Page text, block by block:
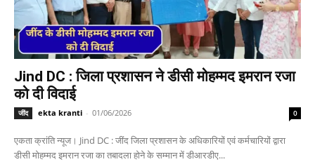
Jind DC : जिला प्रशासन ने डीसी मोहम्मद इमरान रजा
को दी विदाई
जींद ekta kranti - 01/06/2026 0
एकता क्रांति न्यूज। Jind DC : जींद जिला प्रशासन के अधिकारियों एवं कर्मचारियों द्वारा
डीसी मोहम्मद इमरान रजा का तबादला होने के सम्मान में डीआरडीए...